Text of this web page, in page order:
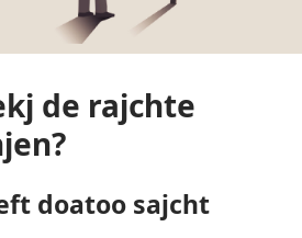
de rajchte
doatoo sajcht